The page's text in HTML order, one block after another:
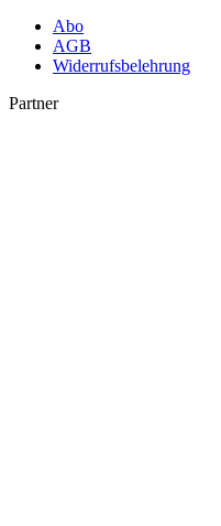
Abo
AGB
Widerrufsbelehrung
Partner